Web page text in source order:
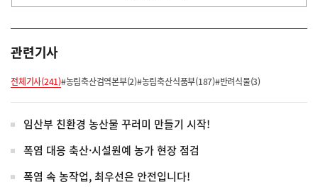
관련기사
전체기사(241)#농림축산검역본부(2)#농림축산식품부(187)#반려식물(3)
임산부 친환경 농산물 꾸러미 만들기 시작!
폭염 대응 축산·시설원예 농가 현장 점검
폭염 속 농작업, 최우선은 안전입니다!